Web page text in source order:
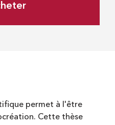
permet à l'être
Cette thèse